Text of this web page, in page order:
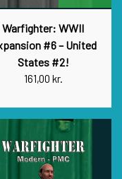
Warfighter: WWII
#6 – United
States #2!
161,00 kr.